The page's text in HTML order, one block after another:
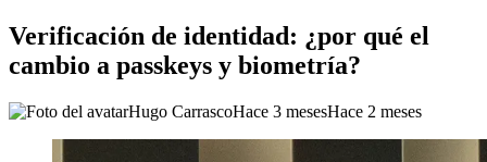
Verificación de identidad: ¿por qué el
cambio a passkeys y biometría?
Hugo CarrascoHace 3 mesesHace 2 meses